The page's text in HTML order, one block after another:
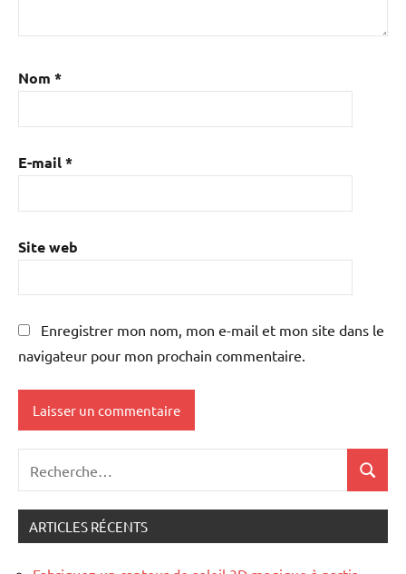
Nom *
E-mail*
Site web
Enregistrer mon nom, mon e-mail et mon site dans le
navigateur pour mon prochain commentaire.
pour
:
ARTICLES RÉCENTS